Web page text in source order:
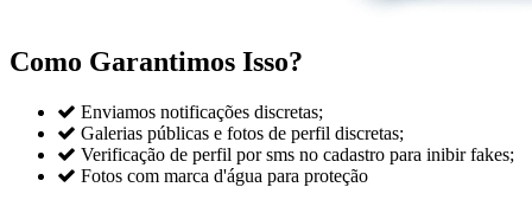
Como Garantimos Isso?
 Enviamos notificações discretas;
 Galerias públicas e fotos de perfil discretas;
 Verificação de perfil por sms no cadastro para inibir fakes;
 Fotos com marca d'água para proteção